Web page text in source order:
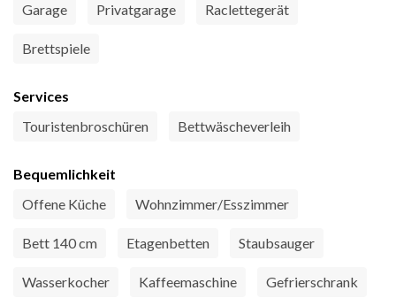
Garage Privatgarage Raclettegerät
Brettspiele
Services
Touristenbroschüren
Bettwäscheverleih
Bequemlichkeit
Offene Küche
Wohnzimmer/Esszimmer
Bett 140 cm Etagenbetten Staubsauger
Wasserkocher Kaffeemaschine Gefrierschrank